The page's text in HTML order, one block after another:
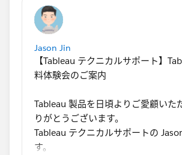
Jason Jin
【Tableau テクニカルサポート】
料体験会のご案内
Tableau 製品を日頃よりご愛顧いた
りがとうございます。
Tableau テクニカルサポートの
す。